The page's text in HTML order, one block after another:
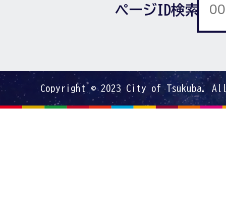
ページID検索
Copyright © 2023 City of Tsukuba.